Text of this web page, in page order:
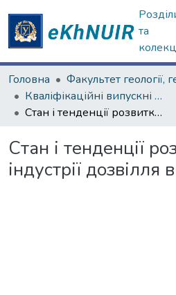
та
Головна
Кваліфікаційні випускні роботи магістрів. Факультет геології, географіії, рекреації і туризму
Стан і тенденції розвитку індустрії дозвілля в Україні
Стан і тенденції
індустрії дозвілля